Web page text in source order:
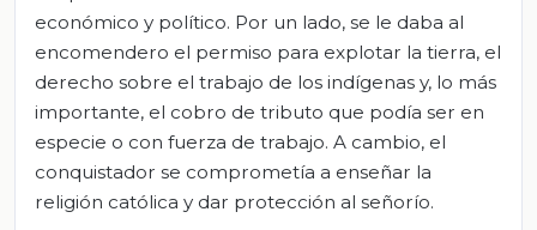
económico y político. Por un lado, se le daba al
encomendero el permiso para explotar la tierra, el
derecho sobre el trabajo de los indígenas y, lo más
importante, el cobro de tributo que podía ser en
especie o con fuerza de trabajo. A cambio, el
conquistador se comprometía a enseñar la
religión católica y dar protección al señorío.